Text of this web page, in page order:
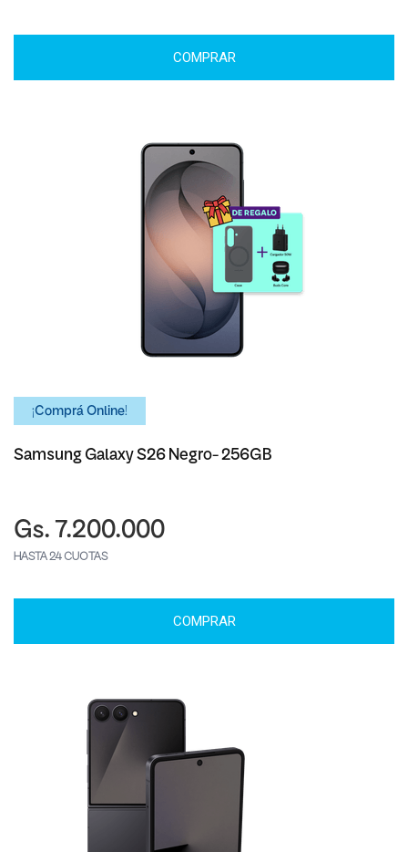
COMPRAR
¡Comprá Online!
Samsung Galaxy S26 Negro- 256GB
Gs. 7.200.000
HASTA 24 CUOTAS
COMPRAR